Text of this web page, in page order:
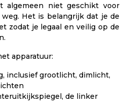
algemeen niet geschikt voor
Het is belangrijk dat je de
zodat je legaal en veilig op de
apparatuur:
inclusief grootlicht, dimlicht,
de linker